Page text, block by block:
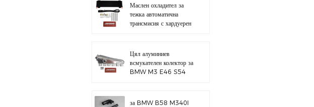
Маслен охладител за
тежка автоматична
трансмисия с хардуерен
Цял алуминиев
всмукателен колектор за
BMW M3 E46 S54
за BMW B58 M340I